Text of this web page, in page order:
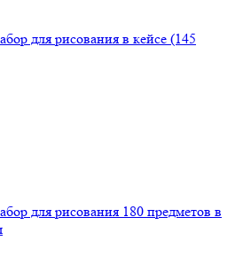
для рисования в кейсе (145
для рисования 180 предметов в